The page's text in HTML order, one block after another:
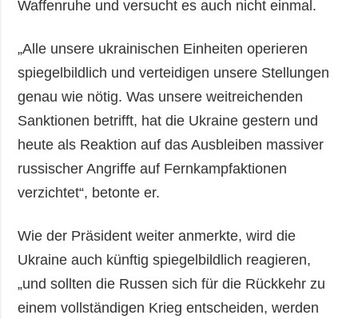
Waffenruhe und versucht es auch nicht einmal.
„Alle unsere ukrainischen Einheiten operieren
spiegelbildlich und verteidigen unsere Stellungen
genau wie nötig. Was unsere weitreichenden
Sanktionen betrifft, hat die Ukraine gestern und
heute als Reaktion auf das Ausbleiben massiver
russischer Angriffe auf Fernkampfaktionen
verzichtet“, betonte er.
Wie der Präsident weiter anmerkte, wird die
Ukraine auch künftig spiegelbildlich reagieren,
„und sollten die Russen sich für die Rückkehr zu
einem vollständigen Krieg entscheiden, werden